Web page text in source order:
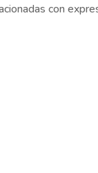
con